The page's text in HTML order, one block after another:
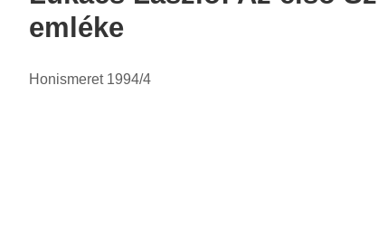
:
s
l
á
:
emléke
Honismeret 1994/4